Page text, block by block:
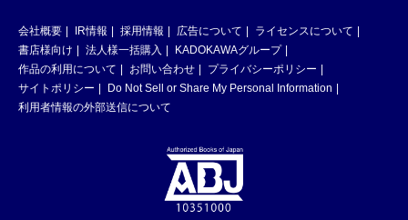
会社概要 IR情報 採用情報 広告について
ライセンスについて
書店様向け
法人様一括購入
KADOKAWAグループ
作品の利用について
お問い合わせ
プライバシーポリシー
サイトポリシー
Do Not Sell or Share My Personal Information
利用者情報の外部送信について